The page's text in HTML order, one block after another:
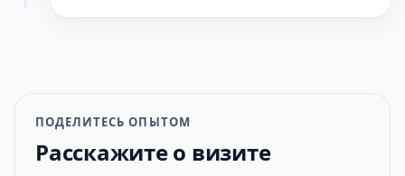
ПОДЕЛИТЕСЬ ОПЫТОМ
Расскажите о визите